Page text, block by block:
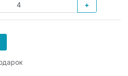
+